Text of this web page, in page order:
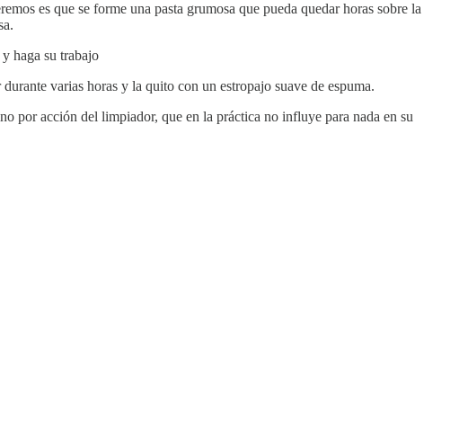
es que se forme una pasta grumosa que pueda quedar horas sobre la
haga su trabajo
varias horas y la quito con un estropajo suave de espuma.
por acción del limpiador, que en la práctica no influye para nada en su